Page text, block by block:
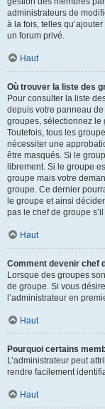
administrateurs de
à la fois, telles
un forum privé.
Haut
Où trouver la liste des
Pour consulter la liste
depuis votre panneau
groupes, sélectionnez le
Toutefois, tous les
nécessiter une
être masqués. Si le
librement. Si le groupe
groupe mais votre
groupe. Ce dernier
le groupe et ainsi
pas le chef de groupe
Haut
Comment devenir chef
Lorsque des groupes
de groupe. Si vous
l’administrateur en
Haut
Pourquoi certains
L’administrateur peut
rendre facilement
Haut